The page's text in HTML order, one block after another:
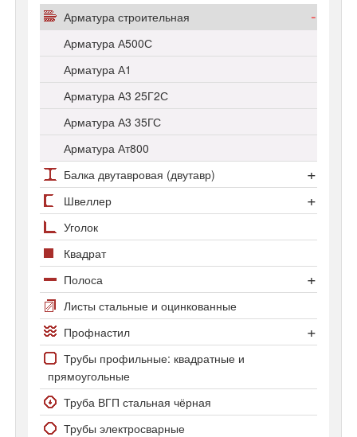
Арматура строительная
Арматура А500С
Арматура А1
Арматура А3 25Г2С
Арматура А3 35ГС
Арматура Ат800
Балка двутавровая (двутавр)
Сортамент двутавров
Двутавр колонный
Двутавр нормальный
Двутавр широкополочный
Швеллер
Швеллер гнутый
Швеллер горячекатаный
Уголок
Квадрат
Полоса
Полоса стальная
Полоса оцинкованная
Листы стальные и оцинкованные
Профнастил
Профнастил С-8
Профнастил С20 и С21
Трубы профильные: квадратные и
прямоугольные
Труба ВГП стальная чёрная
Трубы электросварные